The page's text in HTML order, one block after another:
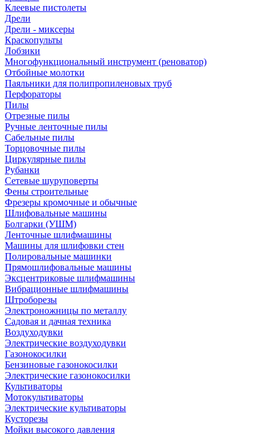
Клеевые пистолеты
Дрели
Дрели - миксеры
Краскопульты
Лобзики
Многофункциональный инструмент (реноватор)
Отбойные молотки
Паяльники для полипропиленовых труб
Перфораторы
Пилы
Отрезные пилы
Ручные ленточные пилы
Сабельные пилы
Торцовочные пилы
Циркулярные пилы
Рубанки
Сетевые шуруповерты
Фены строительные
Фрезеры кромочные и обычные
Шлифовальные машины
Болгарки (УШМ)
Ленточные шлифмашины
Машины для шлифовки стен
Полировальные машинки
Прямошлифовальные машины
Эксцентриковые шлифмашины
Вибрационные шлифмашины
Штроборезы
Электроножницы по металлу
Садовая и дачная техника
Воздуходувки
Электрические воздуходувки
Газонокосилки
Бензиновые газонокосилки
Электрические газонокосилки
Культиваторы
Мотокультиваторы
Электрические культиваторы
Кусторезы
Мойки высокого давления